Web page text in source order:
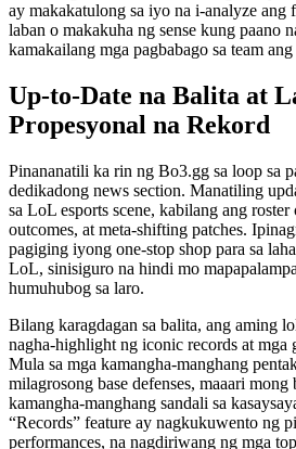
ay makakatulong sa iyo na i-analyze ang
laban o makakuha ng sense kung paano
kamakailang mga pagbabago sa team
Up-to-Date na Balita at
Propesyonal na Rekord
Pinananatili ka rin ng Bo3.gg sa loop sa
dedikadong news section. Manatiling
sa LoL esports scene, kabilang ang roster
outcomes, at meta-shifting patches.
pagiging iyong one-stop shop para sa
LoL, sinisiguro na hindi mo
humuhubog sa laro.
Bilang karagdagan sa balita, ang aming
nagha-highlight ng iconic records at mga
Mula sa mga kamangha-manghang
milagrosong base defenses, maaari
kamangha-manghang sandali sa
“Records” feature ay nagkukuwento ng
performances, na nagdiriwang ng mga